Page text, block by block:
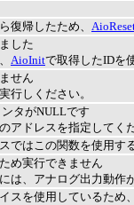
復帰したため、
した
AioInitで取得したIDを
せん
行しください。
タがNULLです
アドレスを指定してく
ではこの関数を使用す
め実行できません
は、アナログ出力動作
スを使用しているため